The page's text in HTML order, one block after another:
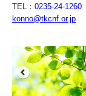
TEL： 0235-24-1260
konno@tkcnf.or.jp